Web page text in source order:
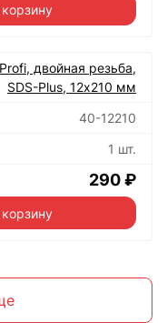
двойная резьба,
SDS-Plus, 12х210 мм
40-12210
1 шт.
290 ₽